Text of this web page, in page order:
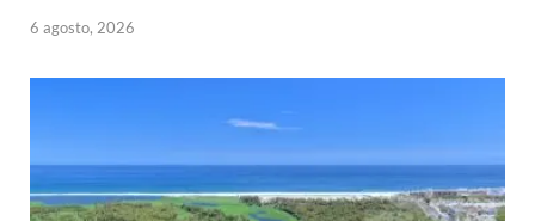
6 agosto, 2026